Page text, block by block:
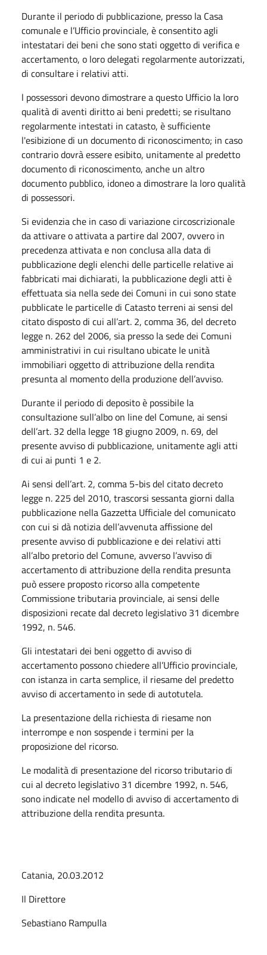
Durante il periodo di pubblicazione, presso la Casa
comunale e l’Ufficio provinciale, è consentito agli
intestatari dei beni che sono stati oggetto di verifica e
accertamento, o loro delegati regolarmente autorizzati,
di consultare i relativi atti.
l possessori devono dimostrare a questo Ufficio la loro
qualità di aventi diritto ai beni predetti; se risultano
regolarmente intestati in catasto, è sufficiente
l'esibizione di un documento di riconoscimento; in caso
contrario dovrà essere esibito, unitamente al predetto
documento di riconoscimento, anche un altro
documento pubblico, idoneo a dimostrare la loro qualità
di possessori.
Si evidenzia che in caso di variazione circoscrizionale
da attivare o attivata a partire dal 2007, ovvero in
precedenza attivata e non conclusa alla data di
pubblicazione degli elenchi delle particelle relative ai
fabbricati mai dichiarati, la pubblicazione degli atti è
effettuata sia nella sede dei Comuni in cui sono state
pubblicate le particelle di Catasto terreni ai sensi del
citato disposto di cui all’art. 2, comma 36, del decreto
legge n. 262 del 2006, sia presso la sede dei Comuni
amministrativi in cui risultano ubicate le unità
immobiliari oggetto di attribuzione della rendita
presunta al momento della produzione dell’avviso.
Durante il periodo di deposito è possibile la
consultazione sull’albo on line del Comune, ai sensi
dell’art. 32 della legge 18 giugno 2009, n. 69, del
presente avviso di pubblicazione, unitamente agli atti
di cui ai punti 1 e 2.
Ai sensi dell’art. 2, comma 5-bis del citato decreto
legge n. 225 del 2010, trascorsi sessanta giorni dalla
pubblicazione nella Gazzetta Ufficiale del comunicato
con cui si dà notizia dell’avvenuta affissione del
presente avviso di pubblicazione e dei relativi atti
all’albo pretorio del Comune, avverso l’avviso di
accertamento di attribuzione della rendita presunta
può essere proposto ricorso alla competente
Commissione tributaria provinciale, ai sensi delle
disposizioni recate dal decreto legislativo 31 dicembre
1992, n. 546.
Gli intestatari dei beni oggetto di avviso di
accertamento possono chiedere all’Ufficio provinciale,
con istanza in carta semplice, il riesame del predetto
avviso di accertamento in sede di autotutela.
La presentazione della richiesta di riesame non
interrompe e non sospende i termini per la
proposizione del ricorso.
Le modalità di presentazione del ricorso tributario di
cui al decreto legislativo 31 dicembre 1992, n. 546,
sono indicate nel modello di avviso di accertamento di
attribuzione della rendita presunta.
Catania, 20.03.2012
Il Direttore
Sebastiano Rampulla